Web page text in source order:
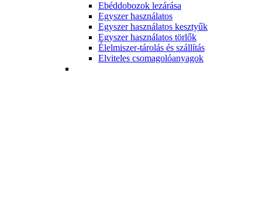
Ebéddobozok lezárása
Egyszer használatos
Egyszer használatos kesztyűk
Egyszer használatos törlők
Élelmiszer-tárolás és szállítás
Elviteles csomagolóanyagok